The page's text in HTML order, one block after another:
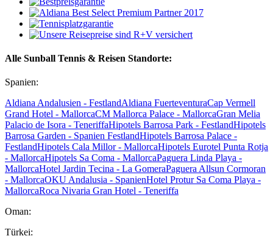
Alle Sunball Tennis & Reisen Standorte:
Spanien:
Aldiana Andalusien - FestlandAldiana FuerteventuraCap Vermell
Grand Hotel - MallorcaCM Mallorca Palace - MallorcaGran Melia
Palacio de Isora - TeneriffaHipotels Barrosa Park - FestlandHipotels
Barrosa Garden - Spanien FestlandHipotels Barrosa Palace -
FestlandHipotels Cala Millor - MallorcaHipotels Eurotel Punta Rotja
- MallorcaHipotels Sa Coma - MallorcaPaguera Linda Playa -
MallorcaHotel Jardin Tecina - La GomeraPaguera Allsun Cormoran
- MallorcaOKU Andalusia - SpanienHotel Protur Sa Coma Playa -
MallorcaRoca Nivaria Gran Hotel - Teneriffa
Oman:
Türkei: